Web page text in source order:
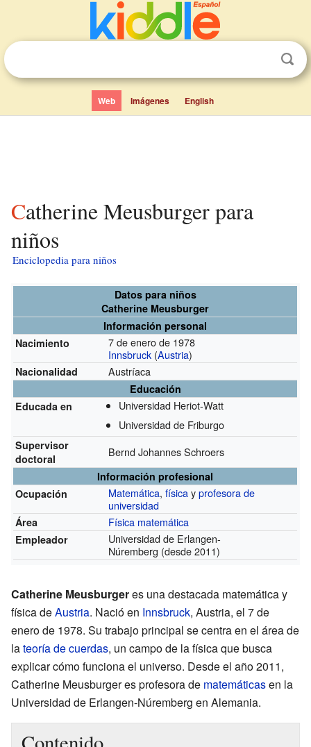
Web Imágenes English
Catherine Meusburger para
niños
Enciclopedia para niños
Datos para niños
Catherine Meusburger
Información personal
Nacimiento
7 de enero de 1978
Innsbruck (Austria)
Nacionalidad Austríaca
Educación
Educada en
Universidad Heriot-Watt
Universidad de Friburgo
Supervisor
doctoral
Bernd Johannes Schroers
Información profesional
Ocupación
Matemática,físicayprofesora de
universidad
Área Física matemática
Empleador
Universidad de Erlangen-
Núremberg (desde 2011)
Catherine Meusburgeres una destacada matemática y
física deAustria. Nació en Innsbruck, Austria, el 7 de
enero de 1978. Su trabajo principal se centra en el área de
lateoría de cuerdas, un campo de la física que busca
explicar cómo funciona el universo. Desde el año 2011,
Catherine Meusburger es profesora de matemáticasen la
Universidad de Erlangen-Núremberg en Alemania.